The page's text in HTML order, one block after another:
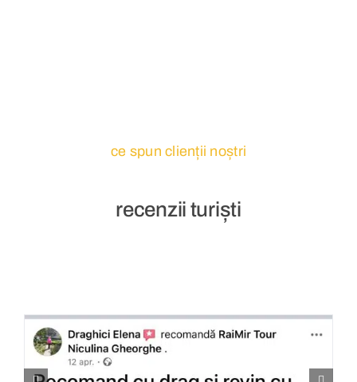
ce spun clienții noștri
recenzii turiști